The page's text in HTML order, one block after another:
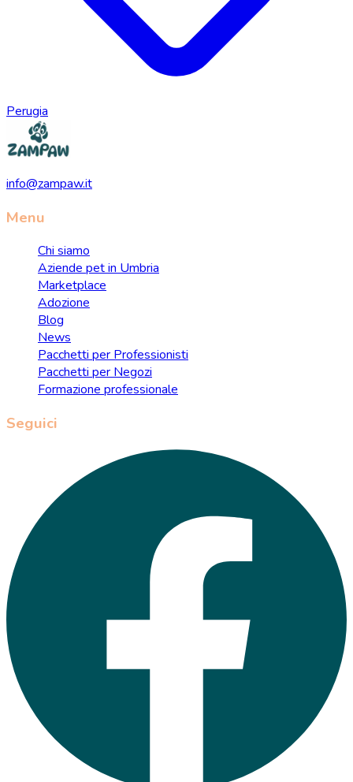
Perugia
info@zampaw.it
Menu
Chi siamo
Aziende pet in Umbria
Marketplace
Adozione
Blog
News
Pacchetti per Professionisti
Pacchetti per Negozi
Formazione professionale
Seguici